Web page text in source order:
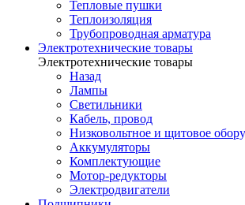
Тепловые пушки
Теплоизоляция
Трубопроводная арматура
Электротехнические товары
Электротехнические товары
Назад
Лампы
Светильники
Кабель, провод
Низковольтное и щитовое
Аккумуляторы
Комплектующие
Мотор-редукторы
Электродвигатели